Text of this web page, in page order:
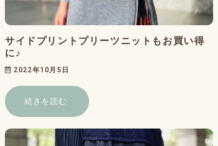
サイドプリントプリーツニットもお買い得
に♪
2022年10月5日
続きを読む